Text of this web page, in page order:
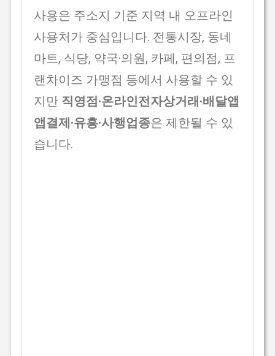
사용은 주소지 기준 지역 내 오프라인
사용처가 중심입니다. 전통시장, 동네
마트, 식당, 약국·의원, 카페, 편의점, 프
랜차이즈 가맹점 등에서 사용할 수 있
지만 직영점·온라인전자상거래·배달앱
앱결제·유흥·사행업종은 제한될 수 있
습니다.